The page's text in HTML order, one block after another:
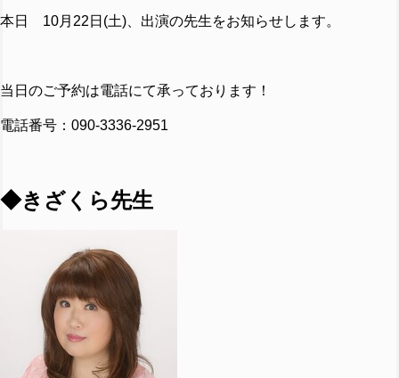
本日 10月22日(土)、出演の先生をお知らせします。
当日のご予約は電話にて承っております！
電話番号：090-3336-2951
◆きざくら先生